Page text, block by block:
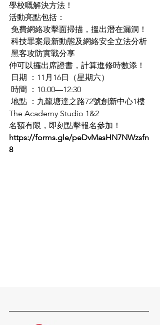
學校嘅解決方法！
活動亮點包括：
免費網絡攻擊面掃描，搵出潛在漏洞！
科技罪案最新動態及網絡安全立法分析
黑客攻防實戰分享
仲可以攞出席證書，計算進修時數添！
日期 ：11月16日（星期六）
時間 ：10:00—12:30
地點 ：九龍塘達之路72號創新中心1樓
The Academy Studio 1&2
名額有限，即刻點擊報名參加！
https://forms.gle/peDvMasHN7NWzsfn
8